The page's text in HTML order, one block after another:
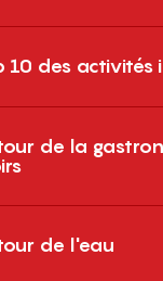
10 des activités
de la
de l'eau